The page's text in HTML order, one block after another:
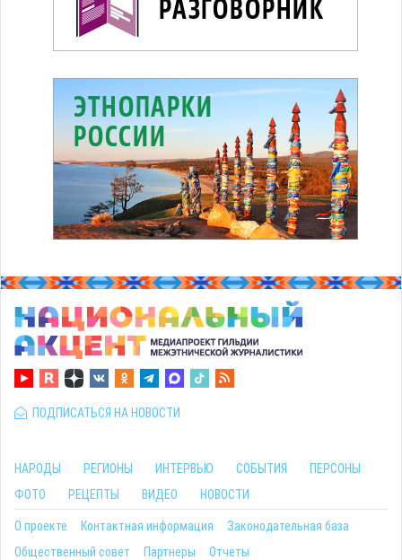
ПОДПИСАТЬСЯ НА НОВОСТИ
НАРОДЫ РЕГИОНЫ ИНТЕРВЬЮ СОБЫТИЯ
ПЕРСОНЫ
ФОТО
РЕЦЕПТЫ ВИДЕО НОВОСТИ
О проекте Контактная информация
Законодательная база
Общественный совет
Партнеры Отчеты